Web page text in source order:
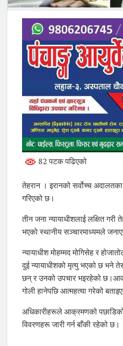
82 पटक पढिएको
तेहरान । इरानको सर्वोच्च अदालतका
गरिएको छ।
तीन जना न्यायाधीशलाई लक्षित
भएको स्थानीय सञ्चारमाध्यमले
न्यायाधीश मोहम्मद मोगिसेह र
दुई न्यायाधीशको मृत्यु भएको छ भने
छन् र उनको उपचार भइरहेको
गोली हानेपछि आत्महत्या गरेको
अधिकारीहरूले आक्रमणको पछाडिको
विवरणहरू जारी गर्न बाँकी रहेको छ।